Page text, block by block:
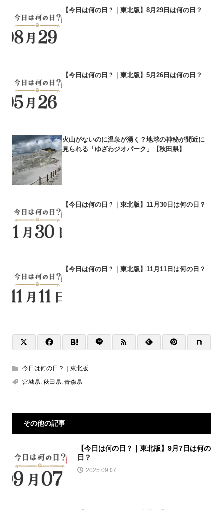
【今日は何の日？｜東北版】8月29日は何の日？
【今日は何の日？｜東北版】5月26日は何の日？
火山がないのに温泉が湧く？地球の神秘が間近に
見られる「ゆざわジオパーク」【秋田県】
【今日は何の日？｜東北版】11月30日は何の日？
【今日は何の日？｜東北版】11月11日は何の日？
今日は何の日？｜東北版
宮城県, 秋田県, 青森県
その他の記事
【今日は何の日？｜東北版】9月7日は何の
日？
2025.09.07